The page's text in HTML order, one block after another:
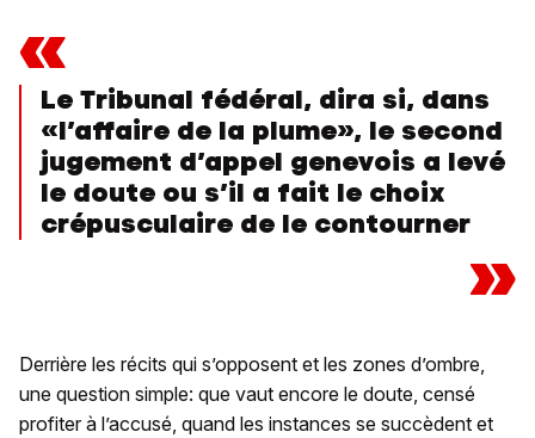
«
Le Tribunal fédéral, dira si, dans
«l’affaire de la plume», le second
jugement d’appel genevois a levé
le doute ou s’il a fait le choix
crépusculaire de le contourner
»
Derrière les récits qui s’opposent et les zones d’ombre,
une question simple: que vaut encore le doute, censé
profiter à l’accusé, quand les instances se succèdent et